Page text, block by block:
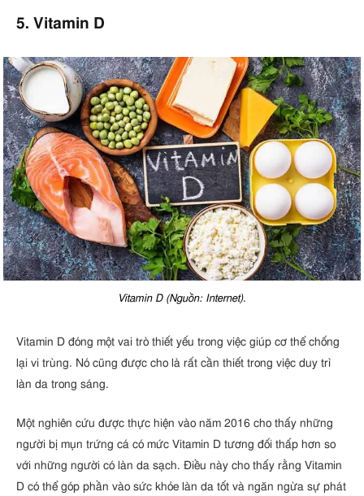
5. Vitamin D
Vitamin D (Nguồn: Internet).
Vitamin D đóng một vai trò thiết yếu trong việc giúp cơ thể chống
lại vi trùng. Nó cũng được cho là rất cần thiết trong việc duy trì
làn da trong sáng.
Một nghiên cứu được thực hiện vào năm 2016 cho thấy những
người bị mụn trứng cá có mức Vitamin D tương đối thấp hơn so
với những người có làn da sạch. Điều này cho thấy rằng Vitamin
D có thể góp phần vào sức khỏe làn da tốt và ngăn ngừa sự phát